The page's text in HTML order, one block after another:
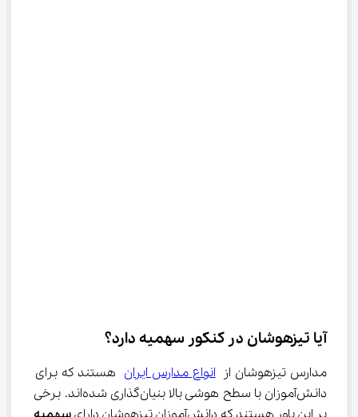
آیا تیزهوشان در کنکور سهمیه دارد؟
مدارس تیزهوشان از انواع مدارس ایران هستند که برای
دانش‌آموزان با سطح هوشی بالا بنیان‌گذاری شده‌اند. برخی